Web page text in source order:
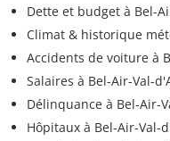
Dette et budget à Bel-
Climat & historique
Accidents de voiture à
Salaires à Bel-Air-Val-
Délinquance à Bel-Air-
Hôpitaux à Bel-Air-Val-